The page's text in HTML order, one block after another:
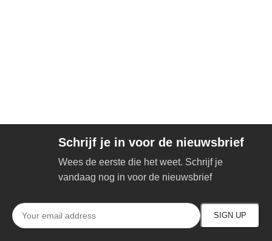
Schrijf je in voor de nieuwsbrief
Wees de eerste die het weet. Schrijf je
vandaag nog in voor de nieuwsbrief